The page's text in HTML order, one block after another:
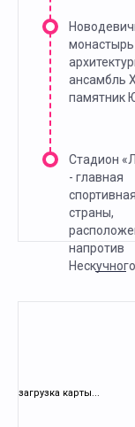
монастырь
ансамбль
памятник
Стадион
- главная
страны,
напротив
загрузка карты...